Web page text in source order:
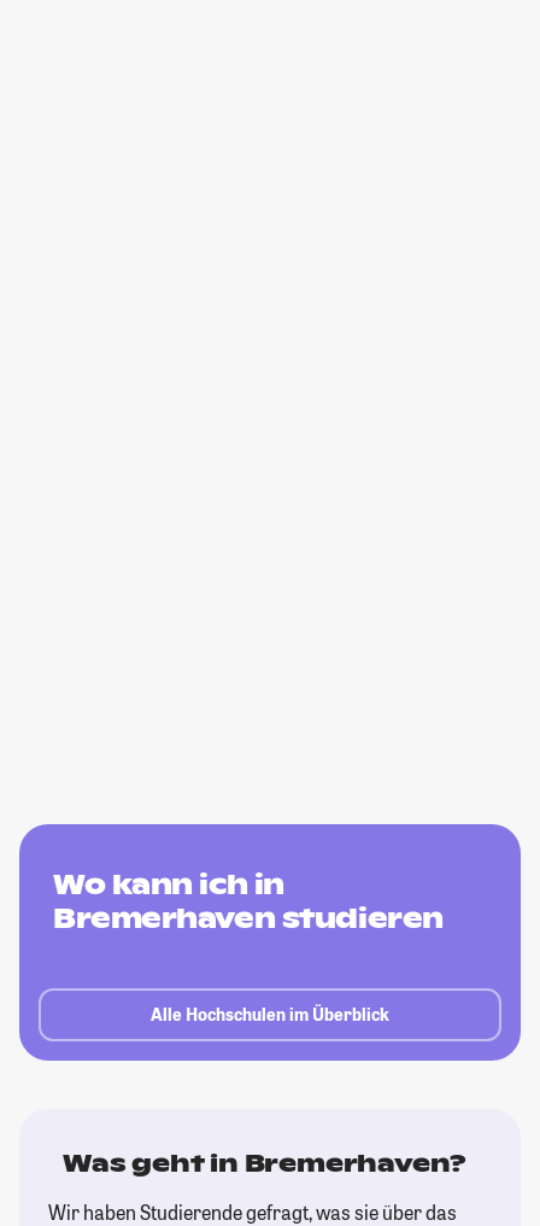
Wo kann ich in
Bremerhaven studieren
Alle Hochschulen im Überblick
Was geht in Bremerhaven?
Wir haben Studierende gefragt, was sie über das